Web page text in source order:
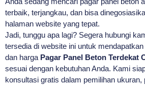
terbaik, terjangkau, dan bisa
halaman website yang tepat.
Jadi, tunggu apa lagi? Segera hubungi
tersedia di website ini untuk
dan harga Pagar Panel Beton Terdekat
sesuai dengan kebutuhan Anda. Kami
konsultasi gratis dalam pemilihan ukuran,